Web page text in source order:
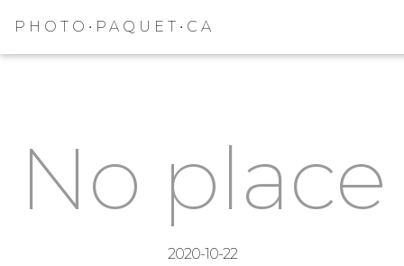
PHOTO•PAQUET•CA
No place
2020-10-22